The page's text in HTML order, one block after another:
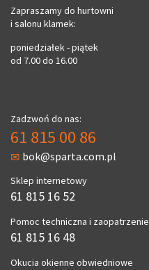
Zapraszamy do hurtowni
i salonu klamek:
poniedziałek - piątek
od 7.00 do 16.00
Zadzwoń do nas:
61 815 00 86
bok@sparta.com.pl
Sklep internetowy
61 815 16 52
Pomoc techniczna i zaopatrzenie
61 815 16 48
Okucia okienne obwiedniowe